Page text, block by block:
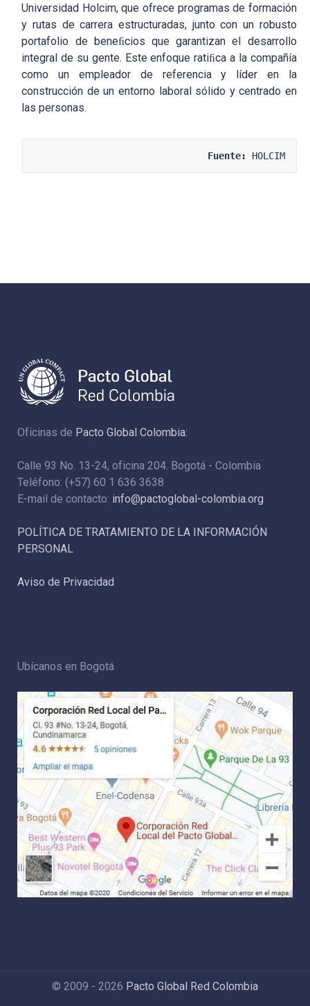
Universidad Holcim, que ofrece programas de formación
y rutas de carrera estructuradas, junto con un robusto
portafolio de beneﬁcios que garantizan el desarrollo
integral de su gente. Este enfoque ratiﬁca a la compañía
como un empleador de referencia y líder en la
construcción de un entorno laboral sólido y centrado en
las personas.
Fuente: HOLCIM
Oficinas de Pacto Global Colombia:
Calle 93 No. 13-24, oficina 204. Bogotá - Colombia
Teléfono: (+57) 60 1 636 3638
E-mail de contacto: info@pactoglobal-colombia.org
POLÍTICA DE TRATAMIENTO DE LA INFORMACIÓN
PERSONAL
Aviso de Privacidad
Ubícanos en Bogotá
© 2009 - 2026 Pacto Global Red Colombia